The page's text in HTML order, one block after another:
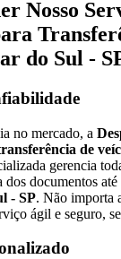
Nosso
do Sul -
no mercado, a
de
gerencia
dos documentos
- SP. Não importa
ágil e seguro,